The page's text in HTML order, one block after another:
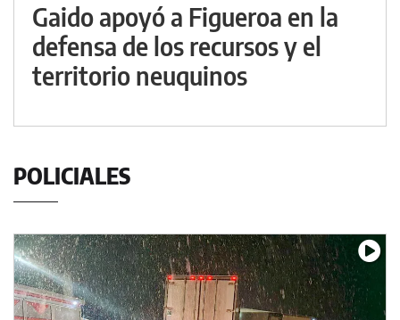
Gaido apoyó a Figueroa en la
defensa de los recursos y el
territorio neuquinos
POLICIALES